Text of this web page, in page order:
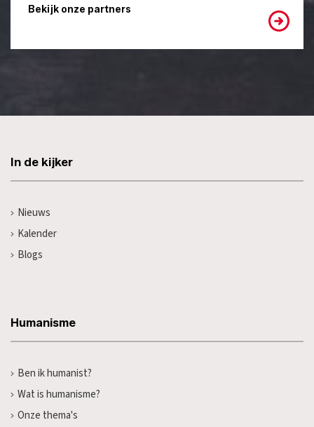
Bekijk onze partners
In de kijker
Nieuws
Kalender
Blogs
Humanisme
Ben ik humanist?
Wat is humanisme?
Onze thema's